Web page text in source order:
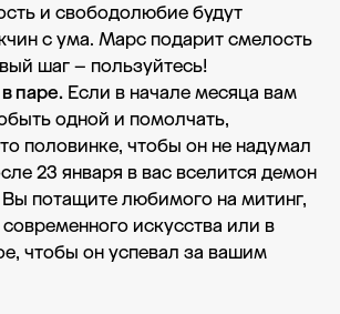
и свободолюбие будут
с ума. Марс подарит смелость
шаг – пользуйтесь!
паре. Если в начале месяца вам
одной и помолчать,
половинке, чтобы он не надумал
23 января в вас вселится демон
Вы потащите любимого на митинг,
искусства или в
чтобы он успевал за вашим